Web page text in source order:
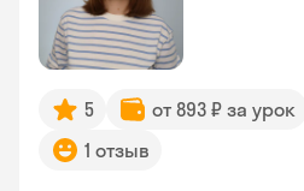
5 от 893 ₽ за урок
1 отзыв